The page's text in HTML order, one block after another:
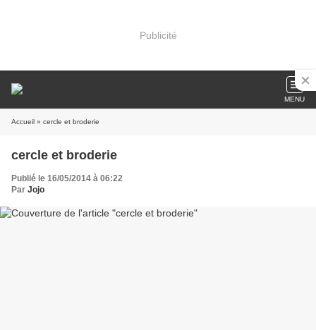
Publicité
MENU
Accueil » cercle et broderie
cercle et broderie
Publié le 16/05/2014 à 06:22
Par Jojo